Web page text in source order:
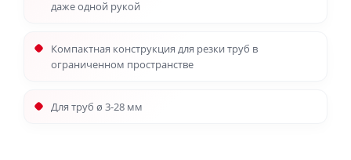
даже одной рукой
Компактная конструкция для резки труб в
ограниченном пространстве
Для труб ø 3-28 мм